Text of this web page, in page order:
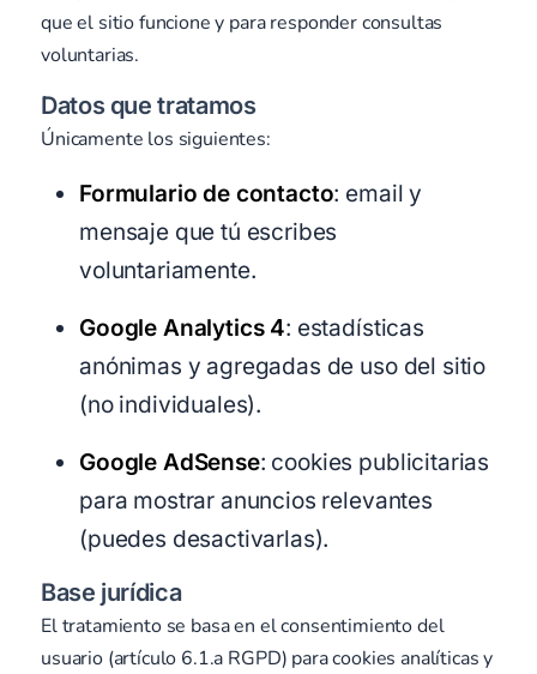
que el sitio funcione y para responder consultas
voluntarias.
Datos que tratamos
Únicamente los siguientes:
Formulario de contacto: email y
mensaje que tú escribes
voluntariamente.
Google Analytics 4: estadísticas
anónimas y agregadas de uso del sitio
(no individuales).
Google AdSense: cookies publicitarias
para mostrar anuncios relevantes
(puedes desactivarlas).
Base jurídica
El tratamiento se basa en el consentimiento del
usuario (artículo 6.1.a RGPD) para cookies analíticas y